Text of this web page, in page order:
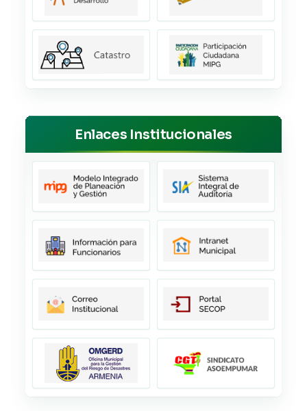
Enlaces Institucionales